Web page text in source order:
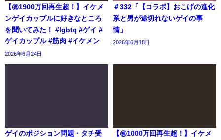
【㊗️1900万回再生超！】イケメ
ンゲイカップルに好きなところ
を聞いてみた！ #lgbtq #ゲイ #
ゲイカップル #筋肉 #イケメン
2026年6月24日
＃332「【コラボ】おこげの進化
系と男が途切れないゲイの事
情」
2026年6月18日
ゲイのポジション問題・タチ受
【㊗️1000万回再生超！】イケメ